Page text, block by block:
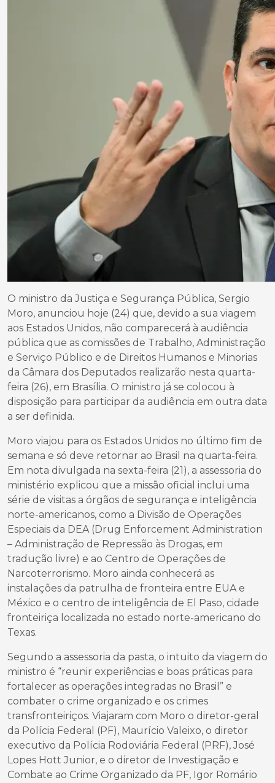
O ministro da Justiça e Segurança Pública, Sergio
Moro, anunciou hoje (24) que, devido a sua viagem
aos Estados Unidos, não comparecerá à audiência
pública que as comissões de Trabalho, Administração
e Serviço Público e de Direitos Humanos e Minorias
da Câmara dos Deputados realizarão nesta quarta-
feira (26), em Brasília. O ministro já se colocou à
disposição para participar da audiência em outra data
a ser definida.
Moro viajou para os Estados Unidos no último fim de
semana e só deve retornar ao Brasil na quarta-feira.
Em nota divulgada na sexta-feira (21), a assessoria do
ministério explicou que a missão oficial inclui uma
série de visitas a órgãos de segurança e inteligência
norte-americanos, como a Divisão de Operações
Especiais da DEA (Drug Enforcement Administration
– Administração de Repressão às Drogas, em
tradução livre) e ao Centro de Operações de
Narcoterrorismo. Moro ainda conhecerá as
instalações da patrulha de fronteira entre EUA e
México e o centro de inteligência de El Paso, cidade
fronteiriça localizada no estado norte-americano do
Texas.
Segundo a assessoria da pasta, o intuito da viagem do
ministro é “reunir experiências e boas práticas para
fortalecer as operações integradas no Brasil” e
combater o crime organizado e os crimes
transfronteiriços. Viajaram com Moro o diretor-geral
da Polícia Federal (PF), Maurício Valeixo, o diretor
executivo da Polícia Rodoviária Federal (PRF), José
Lopes Hott Junior, e o diretor de Investigação e
Combate ao Crime Organizado da PF, Igor Romário